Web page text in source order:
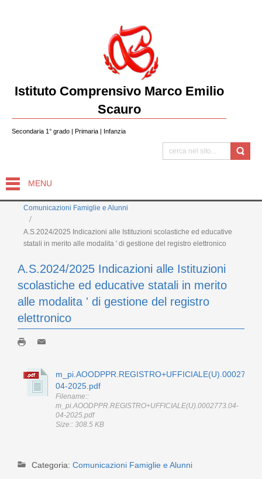
Istituto Comprensivo Marco Emilio
Scauro
Secondaria 1° grado | Primaria | Infanzia
MENU
Comunicazioni Famiglie e Alunni
A.S.2024/2025 Indicazioni alle Istituzioni scolastiche ed educative
statali in merito alle modalita ' di gestione del registro elettronico
A.S.2024/2025 Indicazioni alle Istituzioni
scolastiche ed educative statali in merito
alle modalita ' di gestione del registro
elettronico
04-2025.pdf
Filename::
m_pi.AOODPPR.REGISTRO+UFFICIALE(U).0002773.04-
04-2025.pdf
Size:: 308.5 KB
Categoria: Comunicazioni Famiglie e Alunni